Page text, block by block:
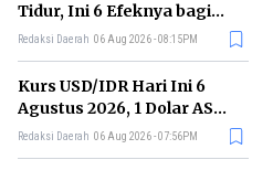
Tidur, Ini 6 Efeknya bagi
Kesehatan Tubuh
Redaksi Daerah 06 Aug 2026 - 08:15PM
Kurs USD/IDR Hari Ini 6
Agustus 2026, 1 Dolar AS
Kini Berapa Rupiah?
Redaksi Daerah 06 Aug 2026 - 07:56PM